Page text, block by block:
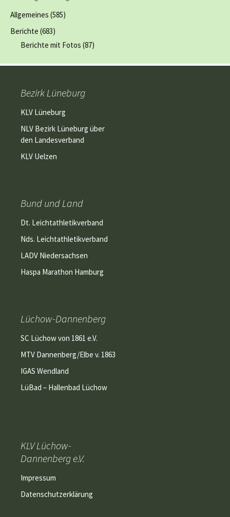
Allgemeines (585)
Berichte (683)
Berichte mit Fotos (87)
Bezirk Lüneburg
KLV Lüneburg
NLV Bezirk Lüneburg über
den Landesverband
KLV Uelzen
Bund und Land
Dt. Leichtathletikverband
Nds. Leichtathletikverband
LADV Niedersachsen
Haspa Marathon Hamburg
Lüchow-Dannenberg
SC Lüchow von 1861 e.V.
MTV Dannenberg/Elbe v. 1863
IGAS Wendland
LüBad – Hallenbad Lüchow
KLV Lüchow-
Dannenberg e.V.
Impressum
Datenschutzerklärung